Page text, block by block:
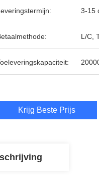
3-15
L/C,
Krijg Beste Prijs